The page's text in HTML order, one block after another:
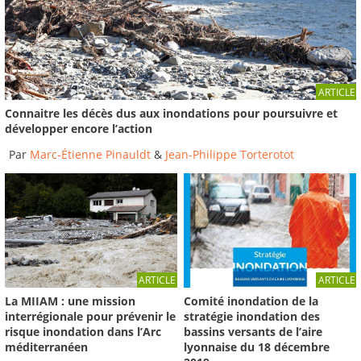
04:01
Jeunes Sapeurs...
2023-Institut des Risques Majeurs
04:02
Résilience TOUR 2022 - Étape de Frontignan -
Exercice Plan...
2023-Institut des Risques Majeurs
ARTICLE
Connaitre les décès dus aux inondations pour poursuivre et
développer encore l’action
Par Marc-Étienne Pinauldt & Jean-Philippe Torterotot
ARTICLE
La MIIAM : une mission
interrégionale pour prévenir le
risque inondation dans l’Arc
méditerranéen
ARTICLE
Comité inondation de la
stratégie inondation des
bassins versants de l’aire
lyonnaise du 18 décembre